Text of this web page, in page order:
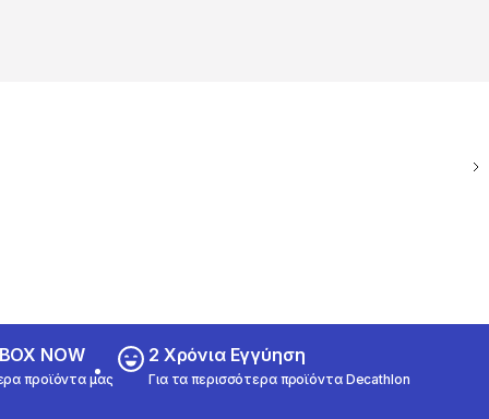
NOW
προϊόντα μας
2 Χρόνια Εγγύηση
Για τα περισσότερα προϊόντα Decathlon